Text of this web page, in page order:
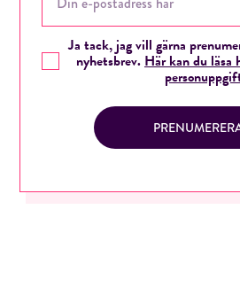
RÖSTA
ÅNGRA OCH
Ja tack, jag vill gärna
nyhetsbrev. Här kan du läsa